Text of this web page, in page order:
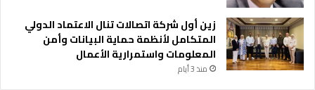
زين أول شركة اتصالات تنال الاعتماد الدولي
المتكامل لأنظمة حماية البيانات وأمن
المعلومات واستمرارية الأعمال
منذ 3 أيام